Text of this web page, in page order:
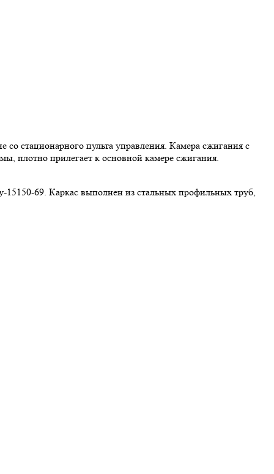
со стационарного пульта управления. Камера сжигания с
плотно прилегает к основной камере сжигания.
15150-69. Каркас выполнен из стальных профильных труб,